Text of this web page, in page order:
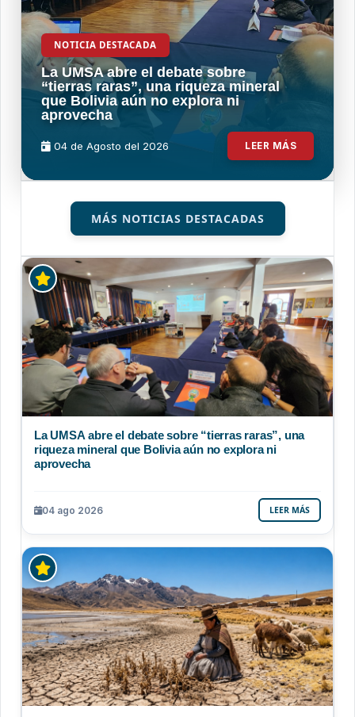
NOTICIA DESTACADA
La UMSA abre el debate sobre
“tierras raras”, una riqueza mineral
que Bolivia aún no explora ni
aprovecha
04 de Agosto del 2026 LEER MÁS
MÁS NOTICIAS DESTACADAS
La UMSA abre el debate sobre “tierras raras”, una
riqueza mineral que Bolivia aún no explora ni
aprovecha
04 ago 2026 LEER MÁS